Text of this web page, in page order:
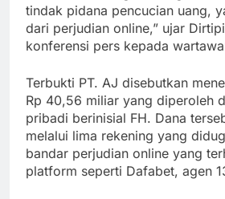
tindak pidana pencucian uang,
dari perjudian online,” ujar
konferensi pers kepada
Terbukti PT. AJ disebutkan
Rp 40,56 miliar yang diperoleh
pribadi berinisial FH. Dana
melalui lima rekening yang
bandar perjudian online yang
platform seperti Dafabet, agen